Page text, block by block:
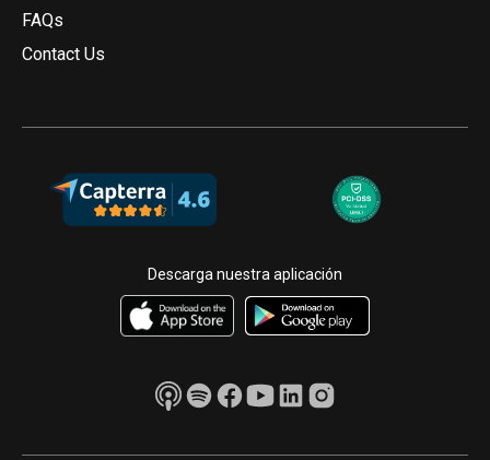
FAQs
Contact Us
Descarga nuestra aplicación